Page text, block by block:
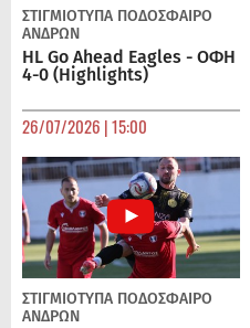
ΣΤΙΓΜΙΟΤΥΠΑ ΠΟΔΌΣΦΑΙΡΟ
ΑΝΔΡΏΝ
HL Go Ahead Eagles - ΟΦΗ
4-0 (Highlights)
26/07/2026 | 15:00
ΣΤΙΓΜΙΟΤΥΠΑ ΠΟΔΌΣΦΑΙΡΟ
ΑΝΔΡΏΝ